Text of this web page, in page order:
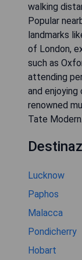
walking
Popular
landmarks
of London,
such as
attending
and
renowned
Tate
Lucknow
Paphos
Malacca
Pondicherry
Hobart